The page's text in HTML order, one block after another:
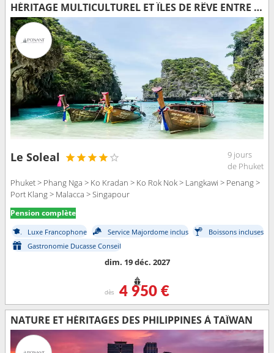
HÉRITAGE MULTICULTUREL ET ÎLES DE RÊVE ENTRE MALAISIE ET THAÏLANDE
Le Soleal
9 jours
de Phuket
Phuket > Phang Nga > Ko Kradan > Ko Rok Nok > Langkawi > Penang >
Port Klang > Malacca > Singapour
Pension complète
Luxe Francophone Service Majordome inclus
Boissons incluses
Gastronomie Ducasse Conseil
dim. 19 déc. 2027
dès 4 950 €
NATURE ET HÉRITAGES DES PHILIPPINES À TAÏWAN